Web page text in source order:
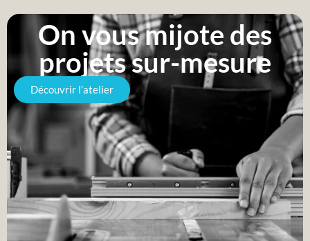
On vous mijote des
projets sur-mesure
Découvrir l’atelier